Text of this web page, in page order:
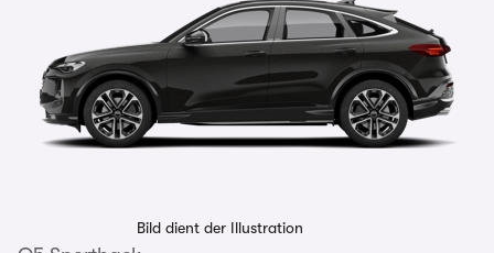
Bild dient der Illustration